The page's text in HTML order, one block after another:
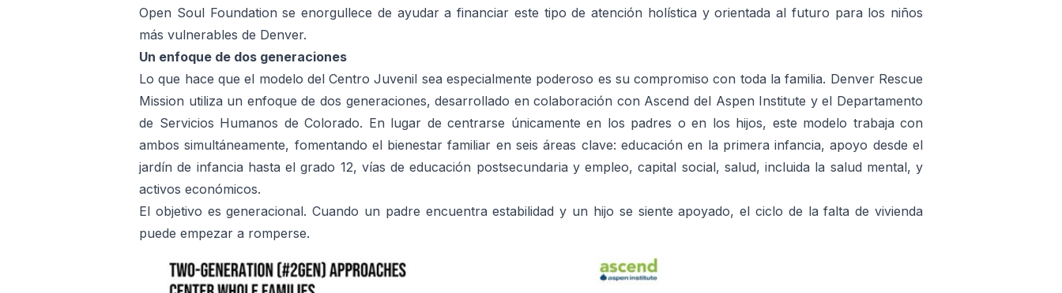
Open Soul Foundation se enorgullece de ayudar a financiar este tipo de atención holística y orientada al futuro para los niños
más vulnerables de Denver.
Un enfoque de dos generaciones
Lo que hace que el modelo del Centro Juvenil sea especialmente poderoso es su compromiso con toda la familia. Denver Rescue
Mission utiliza un enfoque de dos generaciones, desarrollado en colaboración con Ascend del Aspen Institute y el Departamento
de Servicios Humanos de Colorado. En lugar de centrarse únicamente en los padres o en los hijos, este modelo trabaja con
ambos simultáneamente, fomentando el bienestar familiar en seis áreas clave: educación en la primera infancia, apoyo desde el
jardín de infancia hasta el grado 12, vías de educación postsecundaria y empleo, capital social, salud, incluida la salud mental, y
activos económicos.
El objetivo es generacional. Cuando un padre encuentra estabilidad y un hijo se siente apoyado, el ciclo de la falta de vivienda
puede empezar a romperse.